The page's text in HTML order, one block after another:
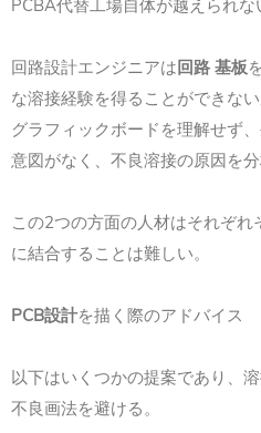
PCBA代替工場自体が越えられな
回路設計エンジニアは 回路 基板
な溶接経験を得ることができな
グラフィックボードを理解せず
意図がなく、不良溶接の原因を分
この2つの方面の人材はそれぞ
に結合することは難しい。
PCB設計を描く際のアドバイス
以下はいくつかの提案であり、
不良画法を避ける。